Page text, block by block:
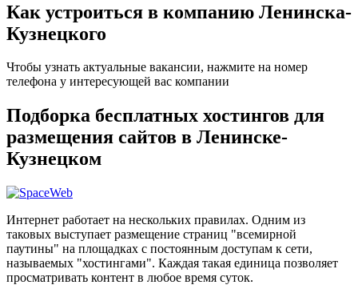
Как устроиться в компанию Ленинска-
Кузнецкого
Чтобы узнать актуальные вакансии, нажмите на номер
телефона у интересующей вас компании
Подборка бесплатных хостингов для
размещения сайтов в Ленинске-
Кузнецком
Интернет работает на нескольких правилах. Одним из
таковых выступает размещение страниц "всемирной
паутины" на площадках с постоянным доступам к сети,
называемых "хостингами". Каждая такая единица позволяет
просматривать контент в любое время суток.